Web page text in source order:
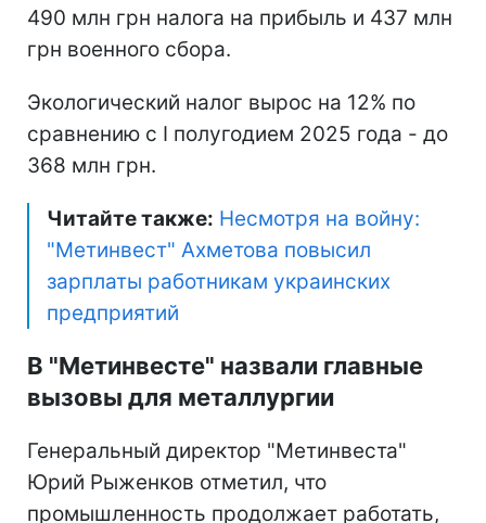
490 млн грн налога на прибыль и 437 млн
грн военного сбора.
Экологический налог вырос на 12% по
сравнению с I полугодием 2025 года - до
368 млн грн.
Читайте также: Несмотря на войну:
"Метинвест" Ахметова повысил
зарплаты работникам украинских
предприятий
В "Метинвесте" назвали главные
вызовы для металлургии
Генеральный директор "Метинвеста"
Юрий Рыженков отметил, что
промышленность продолжает работать,